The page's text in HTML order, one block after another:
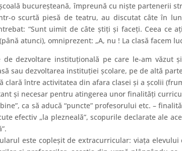
bucureşteană, împreună cu nişte partenerii
o scurtă piesă de teatru, au discutat câte în
“Sunt uimit de câte ştiţi şi faceţi. Ceea ce
atunci), omniprezent: „A, nu ! La clasă facem
dezvoltare instituţională pe care le-am
sau dezvoltarea instituţiei şcolare, pe de altă
clară între activitatea din afara clasei şi a şcolii
şi necesar pentru atingerea unor finalităţi
ca să aducă “puncte” profesorului etc. –
efectiv „la plezneală”, scopurile declarate ale
este copleşit de extracurricular: viaţa elevului